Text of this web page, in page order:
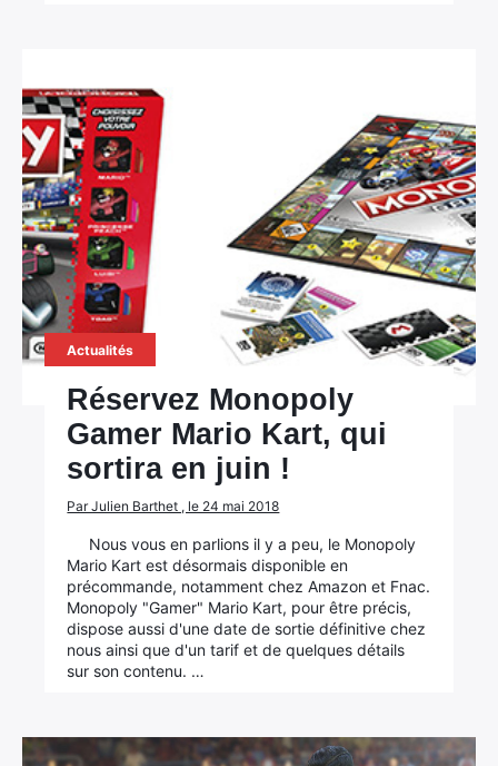
Actualités
Réservez Monopoly
Gamer Mario Kart, qui
sortira en juin !
Par Julien Barthet , le 24 mai 2018
Nous vous en parlions il y a peu, le Monopoly
Mario Kart est désormais disponible en
précommande, notamment chez Amazon et Fnac.
Monopoly "Gamer" Mario Kart, pour être précis,
dispose aussi d'une date de sortie définitive chez
nous ainsi que d'un tarif et de quelques détails
sur son contenu. …